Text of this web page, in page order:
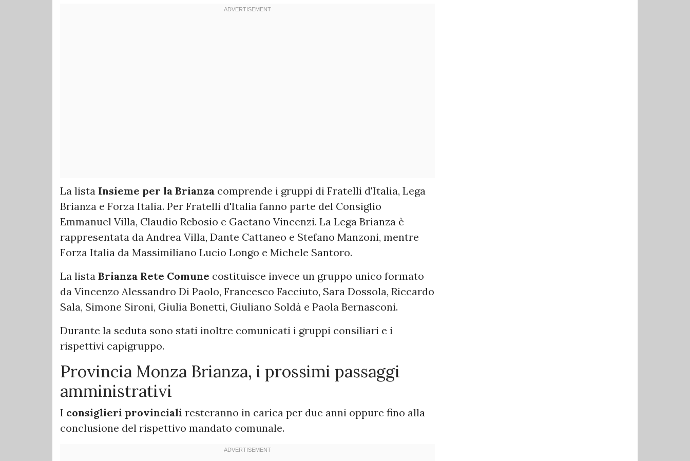
La lista Insieme per la Brianza comprende i gruppi di Fratelli d'Italia, Lega
Brianza e Forza Italia. Per Fratelli d'Italia fanno parte del Consiglio
Emmanuel Villa, Claudio Rebosio e Gaetano Vincenzi. La Lega Brianza è
rappresentata da Andrea Villa, Dante Cattaneo e Stefano Manzoni, mentre
Forza Italia da Massimiliano Lucio Longo e Michele Santoro.
La lista Brianza Rete Comune costituisce invece un gruppo unico formato
da Vincenzo Alessandro Di Paolo, Francesco Facciuto, Sara Dossola, Riccardo
Sala, Simone Sironi, Giulia Bonetti, Giuliano Soldà e Paola Bernasconi.
Durante la seduta sono stati inoltre comunicati i gruppi consiliari e i
rispettivi capigruppo.
Provincia Monza Brianza, i prossimi passaggi
amministrativi
I consiglieri provinciali resteranno in carica per due anni oppure fino alla
conclusione del rispettivo mandato comunale.